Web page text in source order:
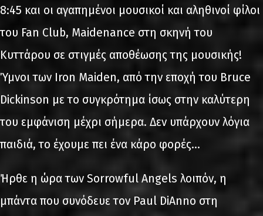
8:45 και οι αγαπημένοι μουσικοί και αληθινοί φίλοι
του Fan Club, Maidenance στη σκηνή του
Κυττάρου σε στιγμές αποθέωσης της μουσικής!
Ύμνοι των Iron Maiden, από την εποχή του Bruce
Dickinson με το συγκρότημα ίσως στην καλύτερη
του εμφάνιση μέχρι σήμερα. Δεν υπάρχουν λόγια
παιδιά, το έχουμε πει ένα κάρο φορές…
Ήρθε η ώρα των Sorrowful Angels λοιπόν, η
μπάντα που συνόδευε τον Paul DiAnno στη